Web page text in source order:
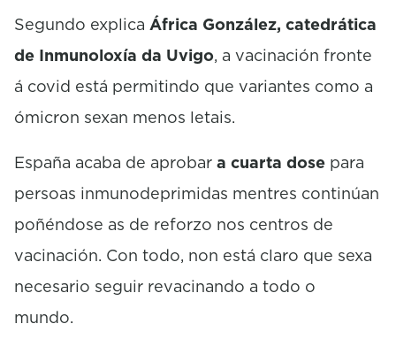
Segundo explica África González, catedrática
de Inmunoloxía da Uvigo, a vacinación fronte
á covid está permitindo que variantes como a
ómicron sexan menos letais.
España acaba de aprobar a cuarta dose para
persoas inmunodeprimidas mentres continúan
poñéndose as de reforzo nos centros de
vacinación. Con todo, non está claro que sexa
necesario seguir revacinando a todo o
mundo.